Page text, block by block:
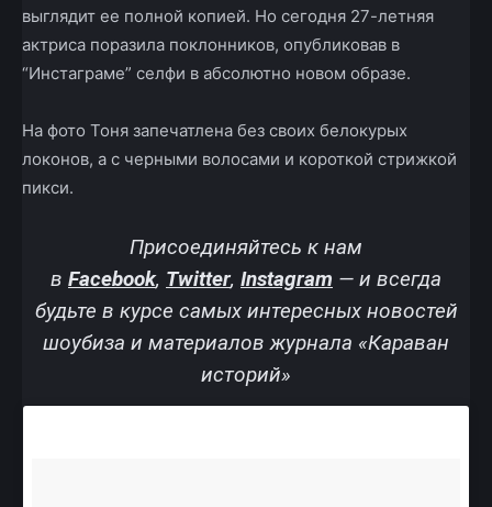
выглядит ее полной копией. Но сегодня 27-летняя
актриса поразила поклонников, опубликовав в
“Инстаграме” селфи в абсолютно новом образе.
На фото Тоня запечатлена без своих белокурых
локонов, а с черными волосами и короткой стрижкой
пикси.
Присоединяйтесь к нам
в Facebook, Twitter, Instagram — и всегда
будьте в курсе самых интересных новостей
шоубиза и материалов журнала «Караван
историй»